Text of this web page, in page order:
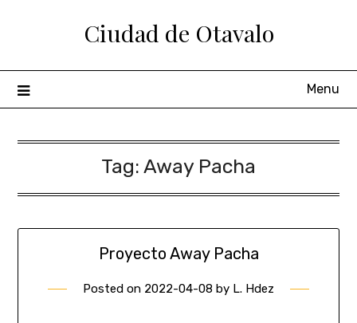
Ciudad de Otavalo
Menu
Tag: Away Pacha
Proyecto Away Pacha
Posted on 2022-04-08 by L. Hdez